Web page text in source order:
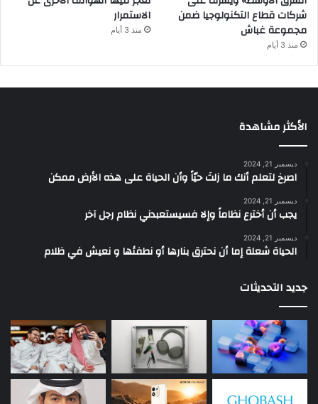
شركات قطاع التكنولوجيا ضمن
مجموعة غباش
منذ 3 أيام
الاستمرار
منذ 3 أيام
الأكثر مشاهدة
ديسمبر 21, 2024
‫اصرخ لتعلم أنك ما زلتَ حيّاً وأن الحياة على هذه الأرض ممكن
ديسمبر 21, 2024
يجب أن أخترع نظاماً وإلا فسيستعبدني نظام رجل آخر
ديسمبر 21, 2024
الحياة شعلة إما أن نحترق بنارها أو نطفئها و نعيش في ظلام
جديد التحديثات